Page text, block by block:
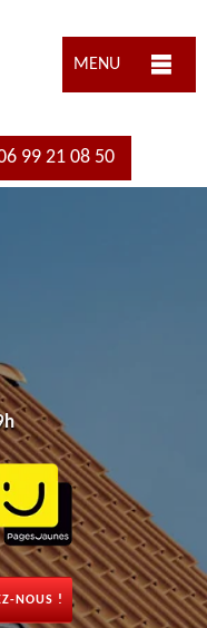
MENU
99 21 08 50
NOUS !